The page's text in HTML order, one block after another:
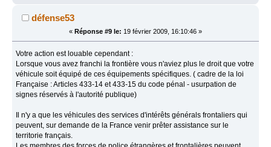
défense53
« Réponse #9 le: 19 février 2009, 16:10:46 »
Votre action est louable cependant :
Lorsque vous avez franchi la frontière vous n'aviez plus le droit que votre
véhicule soit équipé de ces équipements spécifiques. ( cadre de la loi
Française : Articles 433-14 et 433-15 du code pénal - usurpation de
signes réservés à l'autorité publique)
Il n'y a que les véhicules des services d'intérêts générals frontaliers qui
peuvent, sur demande de la France venir prêter assistance sur le
territorie français.